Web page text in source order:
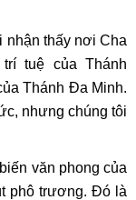
nhận thấy nơi Cha
tuệ của Thánh
Thánh Đa Minh.
nhưng chúng tôi
văn phong của
phô trương. Đó là